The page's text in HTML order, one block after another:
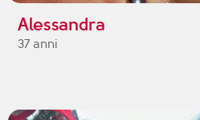
Alessandra
37 anni